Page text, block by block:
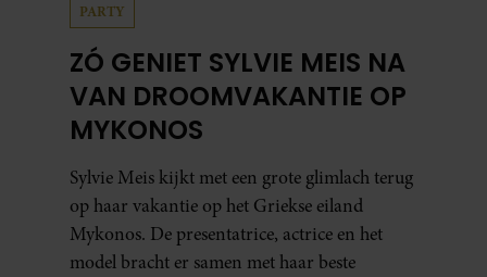
PARTY
ZÓ GENIET SYLVIE MEIS NA
VAN DROOMVAKANTIE OP
MYKONOS
Sylvie Meis kijkt met een grote glimlach terug
op haar vakantie op het Griekse eiland
Mykonos. De presentatrice, actrice en het
model bracht er samen met haar beste